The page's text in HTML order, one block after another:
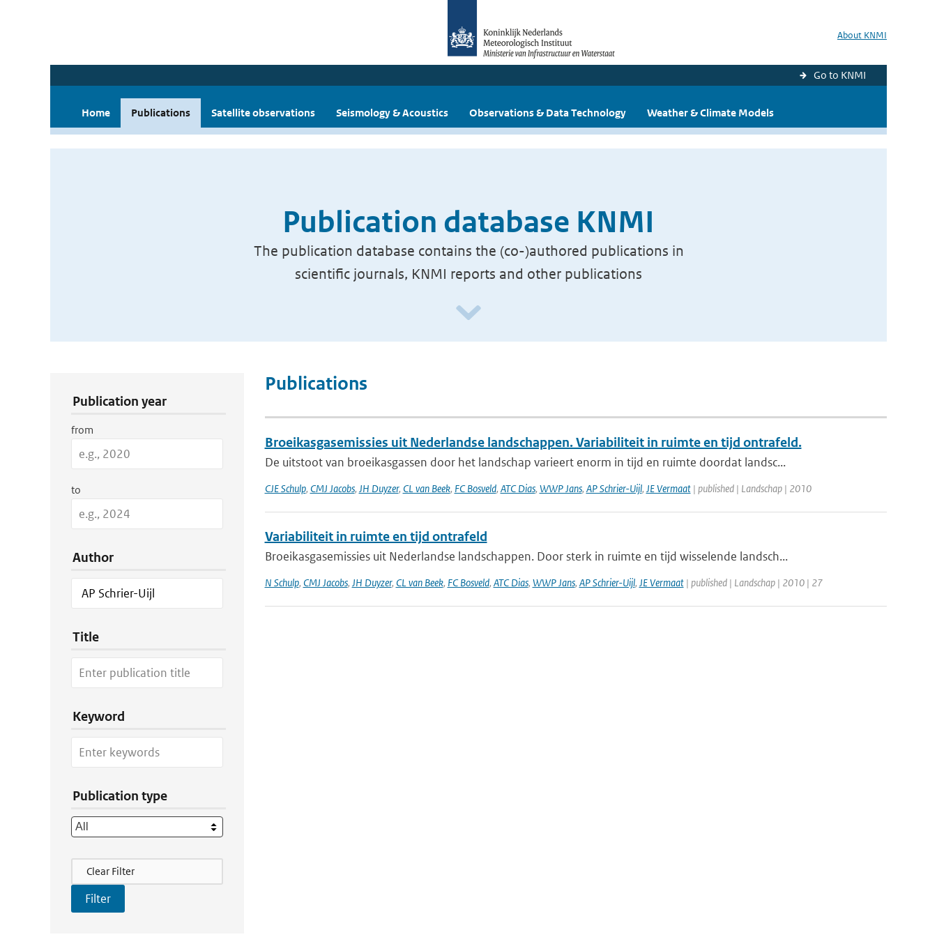
About KNMI
Go to KNMI
Home Publications Satellite observations Seismology & Acoustics Observations & Data Technology Weather & Climate Models
Publication database KNMI
The publication database contains the (co-)authored publications in
scientific journals, KNMI reports and other publications
Publication year
from
to
Author
Title
Keyword
Publication type
Filter Actions
Clear Filter
Publications
Broeikasgasemissies uit Nederlandse landschappen. Variabiliteit in ruimte en tijd ontrafeld.
De uitstoot van broeikasgassen door het landschap varieert enorm in tijd en ruimte doordat landsc...
CJE Schulp, CMJ Jacobs, JH Duyzer, CL van Beek, FC Bosveld, ATC Dias, WWP Jans, AP Schrier-Uijl, JE Vermaat| published | Landschap | 2010
Variabiliteit in ruimte en tijd ontrafeld
Broeikasgasemissies uit Nederlandse landschappen. Door sterk in ruimte en tijd wisselende landsch...
N Schulp, CMJ Jacobs, JH Duyzer, CL van Beek, FC Bosveld, ATC Dias, WWP Jans, AP Schrier-Uijl, JE Vermaat| published | Landschap | 2010 | 27